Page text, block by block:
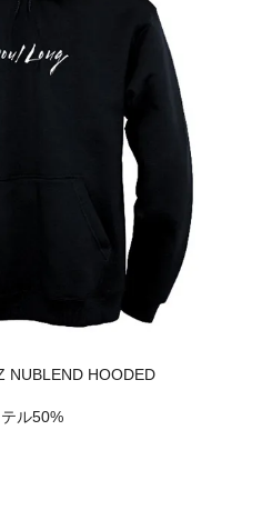
NUBLEND HOODED
ル50%